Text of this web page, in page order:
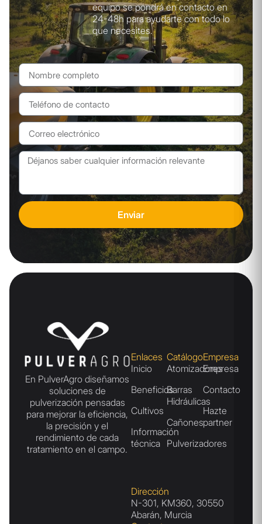
equipo se pondrá en contacto en
24-48h para ayudarte con todo lo
que necesites.
Enviar
En PulverAgro diseñamos
soluciones de
pulverización pensadas
para mejorar la eficiencia,
la precisión y el
rendimiento de cada
tratamiento en el campo.
Enlaces
Inicio
Beneficios
Cultivos
Información
técnica
Catálogo
Atomizadores
Barras
Hidráulicas
Cañones
Pulverizadores
Empresa
Empresa
Contacto
Hazte
partner
Dirección
N-301, KM360, 30550
Abarán, Murcia